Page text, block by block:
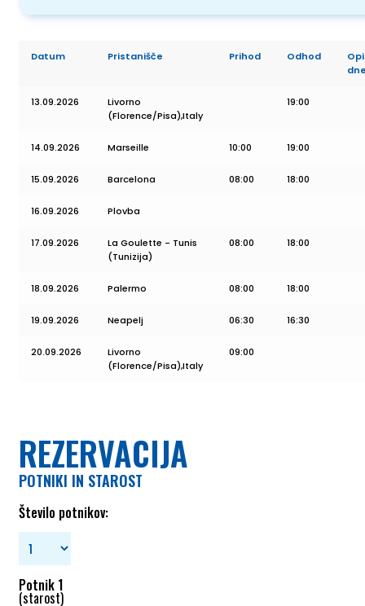
Datum Pristanišče Prihod Odhod
13.09.2026
Livorno
(Florence/Pisa),Italy
19:00
14.09.2026 Marseille 10:00 19:00
15.09.2026 Barcelona 08:00 18:00
16.09.2026 Plovba
17.09.2026
La Goulette - Tunis
(Tunizija)
08:00 18:00
18.09.2026 Palermo 08:00 18:00
19.09.2026 Neapelj 06:30 16:30
20.09.2026
Livorno
(Florence/Pisa),Italy
09:00
REZERVACIJA
POTNIKI IN STAROST
Število potnikov:
Potnik 1
(starost)